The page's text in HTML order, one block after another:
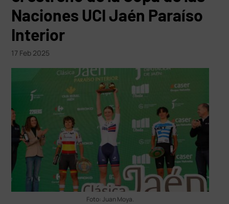
Naciones UCI Jaén Paraíso
Interior
17 Feb 2025
Foto: Juan Moya.